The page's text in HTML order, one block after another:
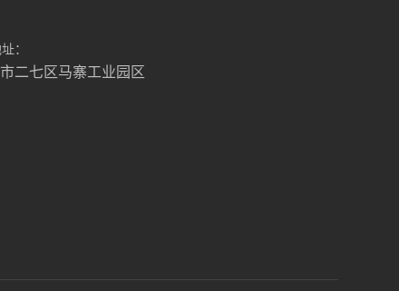
：
二七区马寨工业园区